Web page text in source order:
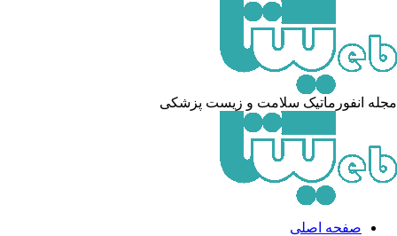
انفورماتیک سلامت و زیست پزشکی
صفحه اصلی